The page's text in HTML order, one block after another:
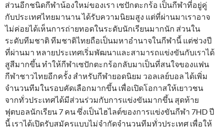
ส่วนอีกชนิดกีฬาน้องใหม่ของเรา เซปักตะกร้อ เป็นกีฬาที่อยู่คู่
กับประเทศไทยมานาน ได้รับความนิยมสูง แต่ที่ผ่านมาเราอาจ
ไม่ค่อยได้เห็นการถ่ายทอดในระดับนักเรียนมากนัก ส่วนใน
ระดับทีมชาติ ทีมชาติไทยถือเป็นมหาอำนาจในกีฬานี้ แต่ช่วงปี
ที่ผ่านมา หลายประเทศเริ่มพัฒนาและสามารถแข่งขันกับเราได้
สูสีมากขึ้น ทำให้กีฬาเซปักตะกร้อกลับมาเป็นที่สนใจของแฟน
กีฬาชาวไทยอีกครั้ง สำหรับกีฬายอดนิยม วอลเลย์บอล ได้เพิ่ม
จำนวนทีมในรอบคัดเลือกมากขึ้น เพื่อเปิดโอกาสให้เยาวชน
จากทั่วประเทศได้มีส่วนร่วมกับการแข่งขันมากขึ้น สุดท้าย
ฟุตบอลนักเรียน 7 คน ซึ่งเป็นไฮไลต์ของการแข่งขันกีฬา 7HD ปี
นี้ เราได้เปิดรับสมัครแบบไม่จำกัดจำนวนทีมทั่วประเทศ เพื่อให้